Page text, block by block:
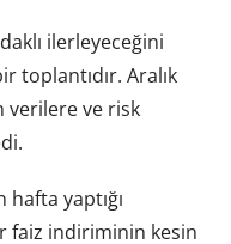
ilerleyeceğini
toplantıdır. Aralık
verilere ve risk
hafta yaptığı
faiz indiriminin kesin